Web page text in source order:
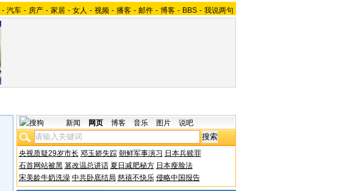
- 汽车 - 房产 - 家居 - 女人 - 视频 - 播客 - 邮件 - 博客 - BBS - 我说两句
新闻 网页 博客 音乐 图片 说吧
央视质疑29岁市长 邓玉娇失踪 朝鲜军事演习 日本兵赎罪
石首网站被黑 篡改温总讲话 夏日减肥秘方 日本瘦脸法
宋美龄牛奶洗澡 中共卧底结局 慈禧不快乐 侵略中国报告